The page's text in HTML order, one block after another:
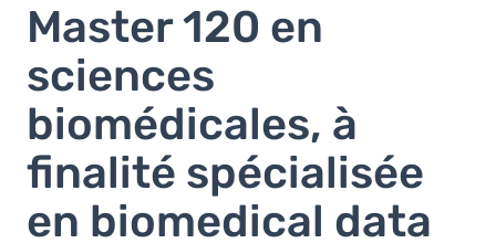
Master 120 en
sciences
biomédicales, à
finalité spécialisée
en biomedical data